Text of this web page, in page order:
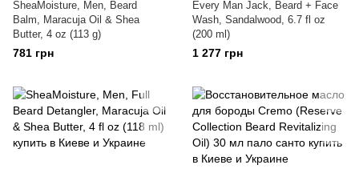
SheaMoisture, Men, Beard
Balm, Maracuja Oil & Shea
Butter, 4 oz (113 g)
781 грн
Every Man Jack, Beard + Face
Wash, Sandalwood, 6.7 fl oz
(200 ml)
1 277 грн